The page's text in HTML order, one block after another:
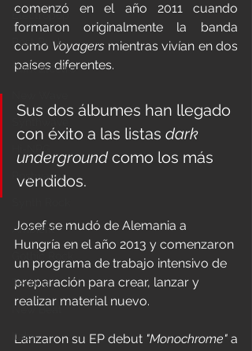
Electropop
Post Punk
Dark Electro
Hi-NRG
Postwavw
Ambient
Gothic Rock
Techno
New Beat
Italo
comenzó en el año 2011 cuando
formaron originalmente la banda
como Voyagers mientras vivían en dos
países diferentes.
Sus dos álbumes han llegado
con éxito a las listas dark
underground como los más
vendidos.
Josef se mudó de Alemania a
Hungría en el año 2013 y comenzaron
un programa de trabajo intensivo de
preparación para crear, lanzar y
realizar material nuevo.
Lanzaron su EP debut "Monochrome" a